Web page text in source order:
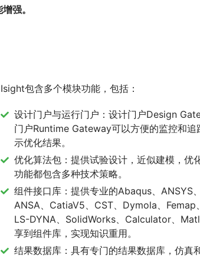
强。
Isight包含多个模块功能，包括：
设计门户与运行门户：设计门户Design
门户Runtime Gateway可以方便的监控和
示优化结果。
优化算法包：提供试验设计，近似建模，优
功能都包含多种技术策略。
组件接口库：提供专业的Abaqus、ANSYS
ANSA、CatiaV5、CST、Dymola、
LS-DYNA、SolidWorks、Calculator、
享到组件库，实现知识重用。
结果数据库：具有专门的结果数据库，仿真